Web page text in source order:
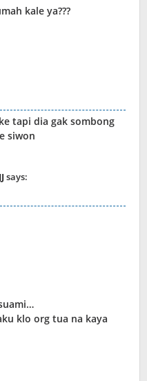
kale ya???
tapi dia gak sombong
siwon
says:
klo org tua na kaya